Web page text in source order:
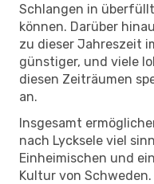
Schlangen in
können. Darüber
zu dieser Jahreszeit
günstiger, und viele
diesen Zeiträumen
an.
Insgesamt
nach Lycksele viel
Einheimischen und
Kultur von Schweden.